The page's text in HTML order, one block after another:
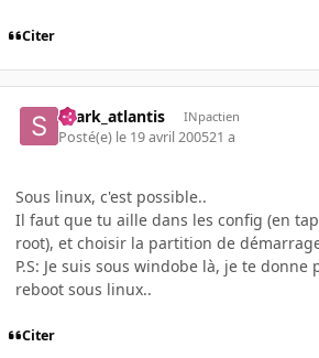
Citer
shark_atlantis INpactien
Posté(e) le 19 avril 200521 a
Sous linux, c'est possible..
Il faut que tu aille dans les config (en
root), et choisir la partition de
P.S: Je suis sous windobe là, je te
reboot sous linux..
Citer